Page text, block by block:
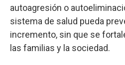
autoagresión o
sistema de salud pueda
incremento, sin que se
las familias y la sociedad.